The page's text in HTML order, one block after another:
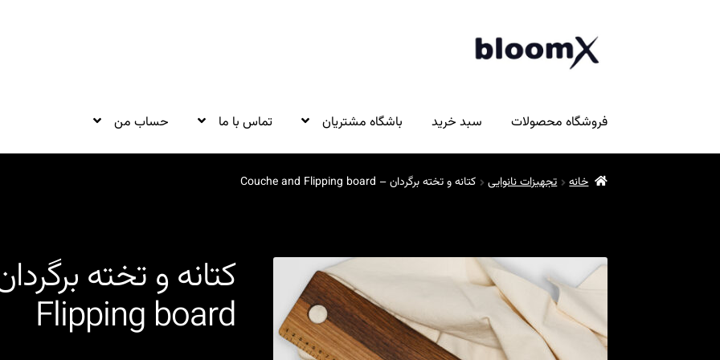
پرش
به
پرش
به
فروشگاه محصولات سبد خرید باشگاه مشتریان تماس با ما حساب من
خانه تجهیزات نانوایی کتانه و تخته برگردان – Couche and Flipping board
Flipping board